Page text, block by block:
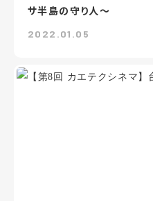
サ半島の守り人～
2022.01.05